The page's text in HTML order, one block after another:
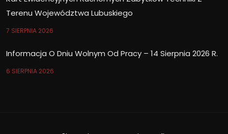
Terenu Województwa Lubuskiego
7 SIERPNIA 2026
Informacja O Dniu Wolnym Od Pracy – 14 Sierpnia 2026 R.
6 SIERPNIA 2026